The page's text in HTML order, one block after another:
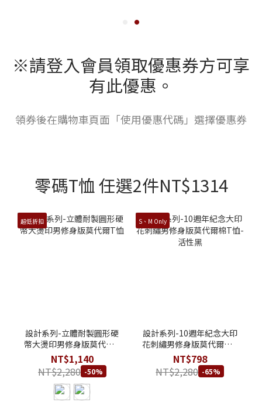
※請登入會員領取優惠券方可享
有此優惠。
領券後在購物車頁面「使用優惠代碼」選擇優惠券
零碼T恤 任選2件NT$1314
超低折扣
設計系列-立體耐製圓形硬
幣大燙印男修身版莫代爾T
恤
NT$1,140
NT$2,280 -50%
S、M Only
設計系列-10週年紀念大印
花刺繡男修身版莫代爾棉T
恤-活性黑
NT$798
NT$2,280 -65%